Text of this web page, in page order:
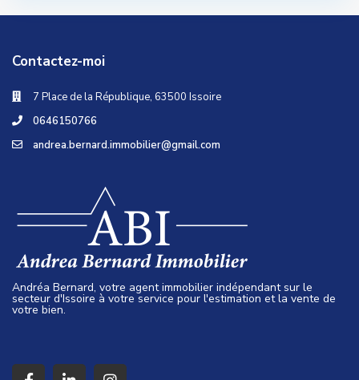
Contactez-moi
7 Place de la République, 63500 Issoire
0646150766
andrea.bernard.immobilier@gmail.com
Andréa Bernard, votre agent immobilier indépendant sur le
secteur d'Issoire à votre service pour l'estimation et la vente de
votre bien.